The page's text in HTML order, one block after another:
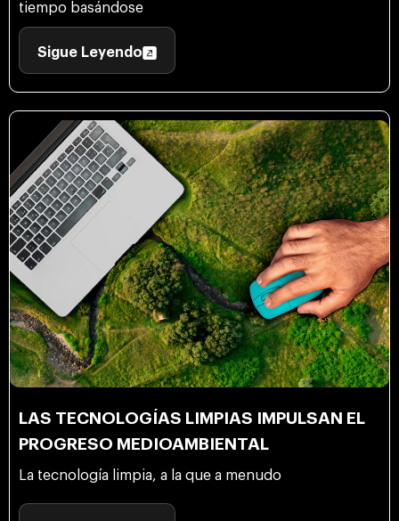
tiempo basándose
Sigue Leyendo
LAS TECNOLOGÍAS LIMPIAS IMPULSAN EL
PROGRESO MEDIOAMBIENTAL
La tecnología limpia, a la que a menudo